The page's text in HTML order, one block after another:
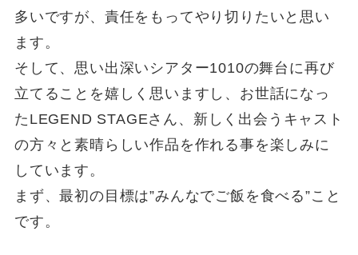
多いですが、責任をもってやり切りたいと思い
ます。
そして、思い出深いシアター1010の舞台に再び
立てることを嬉しく思いますし、お世話になっ
たLEGEND STAGEさん、新しく出会うキャスト
の方々と素晴らしい作品を作れる事を楽しみに
しています。
まず、最初の目標は”みんなでご飯を食べる”こと
です。